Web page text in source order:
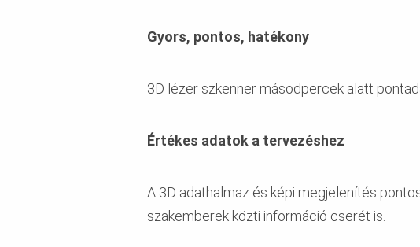
Gyors, pontos, hatékony
3D lézer szkenner másodpercek alatt
Értékes adatok a tervezéshez
A 3D adathalmaz és képi megjelenítés
szakemberek közti információ cserét is.